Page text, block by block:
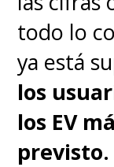
todo lo
ya está
los
los EV
previsto.